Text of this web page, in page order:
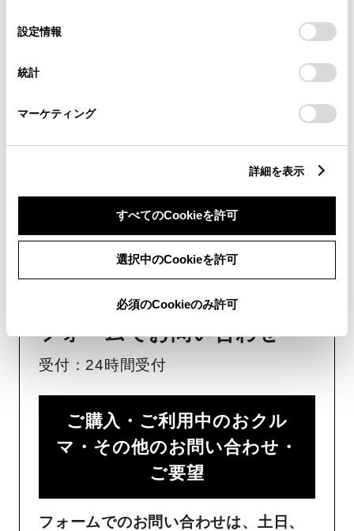
デバイスにすべてのCookie(クッキー)が保存されることに同
意したことになります。Cookie(クッキー)のオプトアウト、
設定の変更、同意を撤回したりするにあたっては、当社の
「Cookie（クッキー）情報の取り扱いについて
」をご覧くだ
設定情報
統計
マーケティング
詳細を表示
すべてのCookieを許可
選択中のCookieを許可
必須のCookieのみ許可
受付：10:00～18:00
（長期連休などの当社指定日を除く）
画面右下の
い。
チャットでのお問い合わせはお待たせ
時間が少なくご案内が可能です。
フォームでお問い合わせ
受付：24時間受付
ご購入・ご利用中のおクル
マ・その他のお問い合わせ・
ご要望​
フォームでのお問い合わせは、土日、